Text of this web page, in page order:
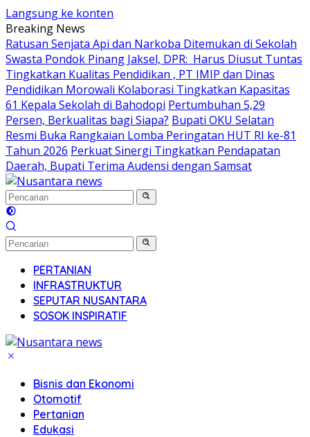
Langsung ke konten
Breaking News
Ratusan Senjata Api dan Narkoba Ditemukan di Sekolah
Swasta Pondok Pinang Jaksel, DPR: Harus Diusut Tuntas
Tingkatkan Kualitas Pendidikan , PT IMIP dan Dinas
Pendidikan Morowali Kolaborasi Tingkatkan Kapasitas
61 Kepala Sekolah di Bahodopi Pertumbuhan 5,29
Persen, Berkualitas bagi Siapa? Bupati OKU Selatan
Resmi Buka Rangkaian Lomba Peringatan HUT RI ke-81
Tahun 2026 Perkuat Sinergi Tingkatkan Pendapatan
Daerah, Bupati Terima Audensi dengan Samsat
PERTANIAN
INFRASTRUKTUR
SEPUTAR NUSANTARA
SOSOK INSPIRATIF
Bisnis dan Ekonomi
Otomotif
Pertanian
Edukasi